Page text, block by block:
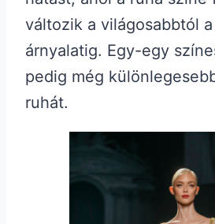
változik a világosabbtól
árnyalatig. Egy-egy
pedig még
ruhát.